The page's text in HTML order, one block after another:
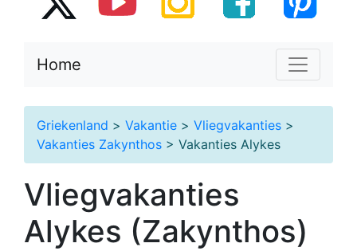
Home
Griekenland > Vakantie > Vliegvakanties >
Vakanties Zakynthos > Vakanties Alykes
Vliegvakanties
Alykes (Zakynthos)